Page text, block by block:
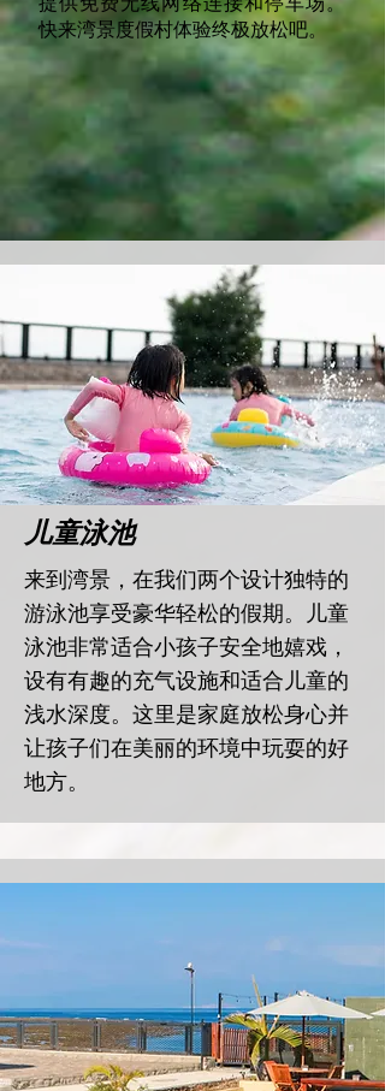
快来湾景度假村体验终极放松吧。
​儿童泳池
​来到湾景，在我们两个设计独特的
游泳池享受豪华轻松的假期。儿童
泳池非常适合小孩子安全地嬉戏，
设有有趣的充气设施和适合儿童的
浅水深度。这里是家庭放松身心并
让孩子们在美丽的环境中玩耍的好
地方。